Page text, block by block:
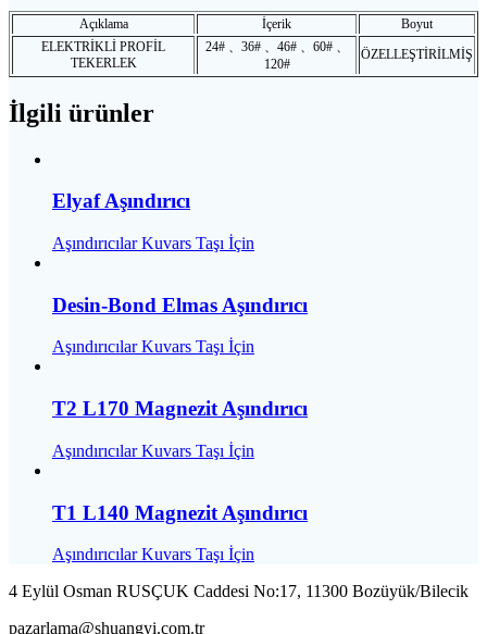
Açıklama İçerik
Boyut
ELEKTRİKLİ PROFİL
TEKERLEK
24# 、36# 、46# 、60# 、
120#
ÖZELLEŞTİRİLMİŞ
İlgili ürünler
Elyaf Aşındırıcı
Aşındırıcılar Kuvars Taşı İçin
Desin-Bond Elmas Aşındırıcı
Aşındırıcılar Kuvars Taşı İçin
T2 L170 Magnezit Aşındırıcı
Aşındırıcılar Kuvars Taşı İçin
T1 L140 Magnezit Aşındırıcı
Aşındırıcılar Kuvars Taşı İçin
4 Eylül Osman RUSÇUK Caddesi No:17, 11300 Bozüyük/Bilecik
pazarlama@shuangyi.com.tr